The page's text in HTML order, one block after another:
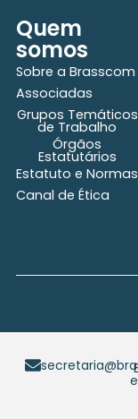
Quem
somos
Sobre a Brasscom
Associadas
Grupos Temáticos
de Trabalho
Órgãos
Estatutários
Estatuto e Normas
Canal de Ética